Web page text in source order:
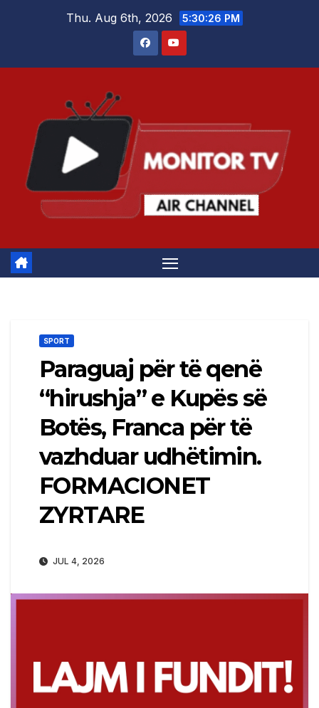
Thu. Aug 6th, 2026 5:30:27 PM
SPORT
Paraguaj për të qenë
“hirushja” e Kupës së
Botës, Franca për të
vazhduar udhëtimin.
FORMACIONET
ZYRTARE
JUL 4, 2026